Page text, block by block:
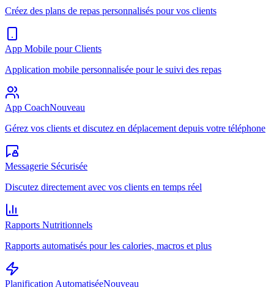
Créez des plans de repas personnalisés pour vos clients
App Mobile pour Clients
Application mobile personnalisée pour le suivi des repas
App CoachNouveau
Gérez vos clients et discutez en déplacement depuis votre téléphone
Messagerie Sécurisée
Discutez directement avec vos clients en temps réel
Rapports Nutritionnels
Rapports automatisés pour les calories, macros et plus
Planification AutomatiséeNouveau